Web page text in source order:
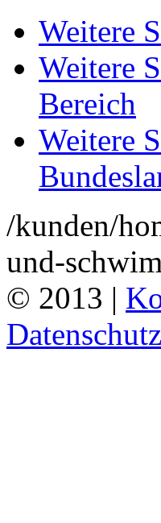
Weitere
Weitere
Bereich
Weitere
/kunden/
und-
© 2013 |
Datenschutz